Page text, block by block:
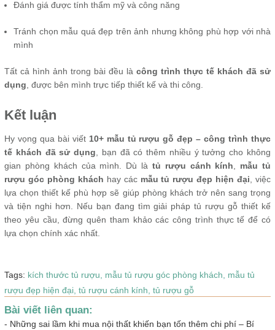
Đánh giá được tính thẩm mỹ và công năng
Tránh chọn mẫu quá đẹp trên ảnh nhưng không phù hợp với nhà
mình
Tất cả hình ảnh trong bài đều là công trình thực tế khách đã sử
dụng , được bên mình trực tiếp thiết kế và thi công.
Kết luận
Hy vọng qua bài viết 10+ mẫu tủ rượu gỗ đẹp – công trình thực
tế khách đã sử dụng , bạn đã có thêm nhiều ý tưởng cho không
gian phòng khách của mình. Dù là tủ rượu cánh kính
mẫu tủ
rượu góc phòng khách hay các mẫu tủ rượu đẹp hiện đại , việc
lựa chọn thiết kế phù hợp sẽ giúp phòng khách trở nên sang trọng
và tiện nghi hơn. Nếu bạn đang tìm giải pháp tủ rượu gỗ thiết kế
theo yêu cầu, đừng quên tham khảo các công trình thực tế để có
lựa chọn chính xác nhất.
Tags: kích thước tủ rượu, mẫu tủ rượu góc phòng khách, mẫu tủ
rượu đẹp hiện đại, tủ rượu cánh kính, tủ rượu gỗ
Bài viết liên quan:
- Những sai lầm khi mua nội thất khiến bạn tốn thêm chi phí – Bí